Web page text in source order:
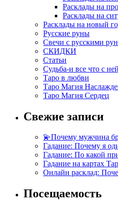
Расклады на
Расклады на
Расклады на новый
Русские руны
Свечи с русскими
СКИДКИ
Статьи
Судьба-и все что с
Таро в любви
Таро Магия
Таро Магия Сердец
Свежие записи
💫Почему мужчина
Гадание: Почему я
Гадание: По какой
Гадание на картах
Онлайн расклад:
Посещаемость